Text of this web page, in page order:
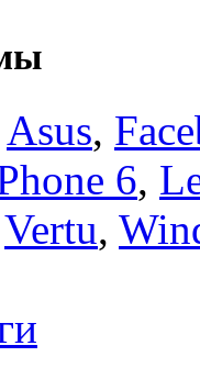
Asus,
6,
Vertu,